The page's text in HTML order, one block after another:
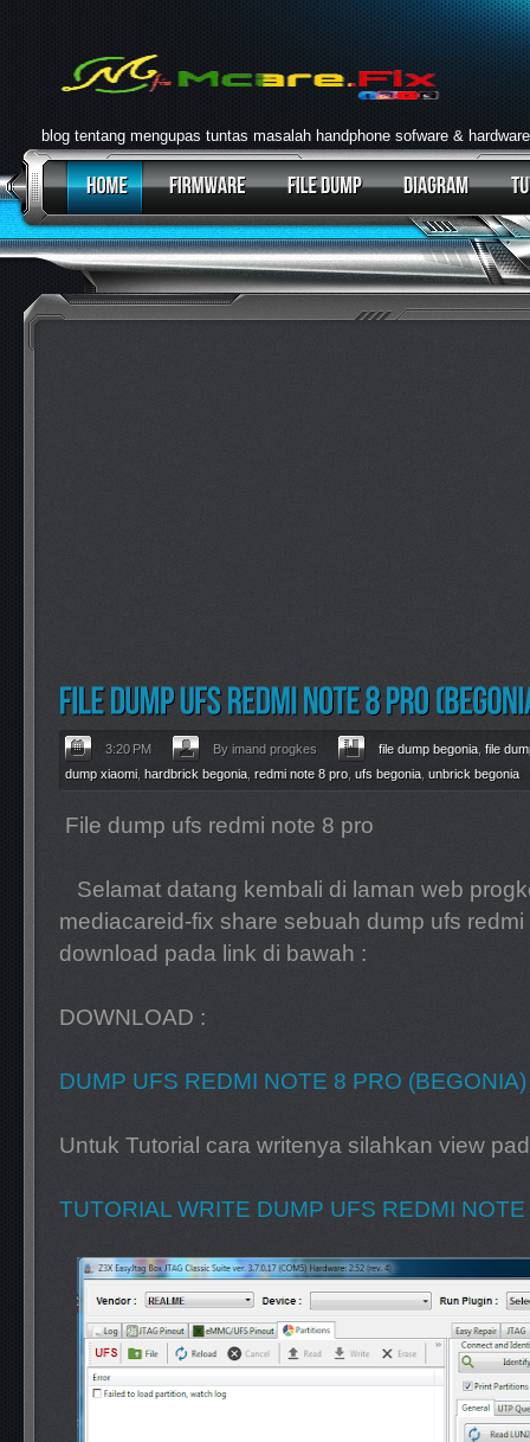
blog tentang mengupas tuntas masalah handphone sofware & hardware
3:20 PM By imand progkes file dump begonia file
dump xiaomi hardbrick begonia redmi note 8 pro ufs begonia unbrick begonia
File dump ufs redmi note 8 pro
Selamat datang kembali di laman web
mediacareid-fix share sebuah dump ufs
download pada link di bawah :
DOWNLOAD :
DUMP UFS REDMI NOTE 8 PRO (BEGONIA)
Untuk Tutorial cara writenya silahkan view
TUTORIAL WRITE DUMP UFS REDMI